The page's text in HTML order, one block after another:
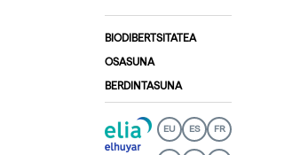
BIODIBERTSITATEA
OSASUNA
BERDINTASUNA
EU ES FR